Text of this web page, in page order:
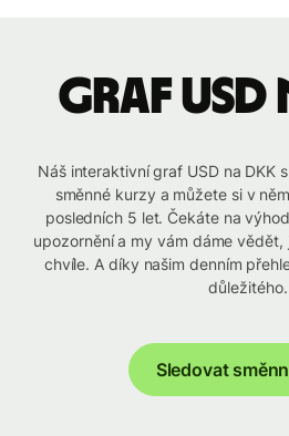
graf USD
Náš interaktivní graf USD na DKK
směnné kurzy a můžete si v
posledních 5 let. Čekáte na
upozornění a my vám dáme
chvíle. A díky našim denním
důležitého.
Sledovat